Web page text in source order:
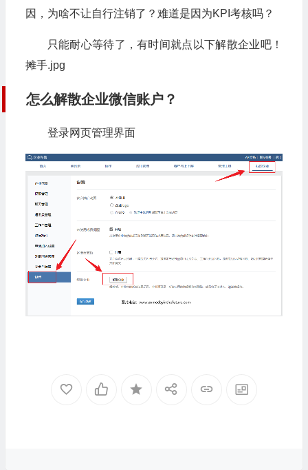
因，为啥不让自行注销了？难道是因为KPI考核吗？
只能耐心等待了，有时间就点以下解散企业吧！
摊手.jpg
怎么解散企业微信账户？
登录网页管理界面